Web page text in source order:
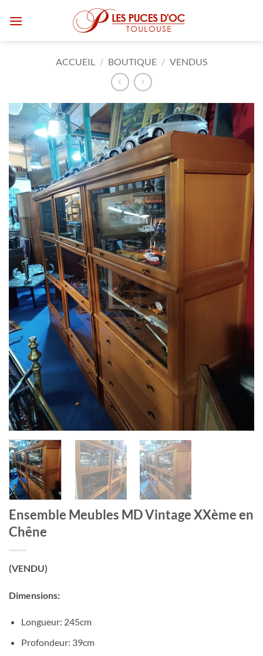
ACCUEIL / BOUTIQUE / VENDUS
Ensemble Meubles MD Vintage XXème en
Chêne
(VENDU)
Dimensions:
Longueur: 245cm
Profondeur: 39cm